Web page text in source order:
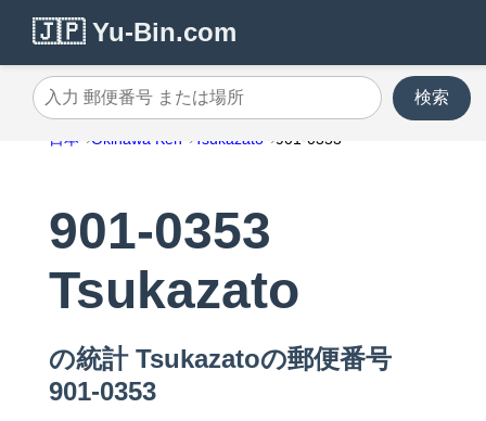
🇯🇵 Yu-Bin.com
入力 郵便番号 または場所
検索
日本 Okinawa Ken Tsukazato 901-0353
901-0353
Tsukazato
の統計 Tsukazatoの郵便番号
901-0353